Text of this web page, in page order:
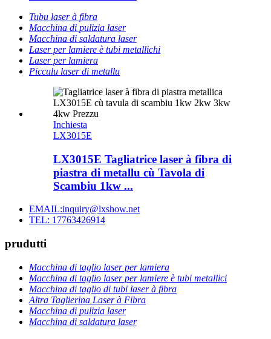
Tubu laser à fibra
Macchina di pulizia laser
Macchina di saldatura laser
Laser per lamiere è tubi metallichi
Laser per lamiera
Picculu laser di metallu
Inchiesta
LX3015E
LX3015E Tagliatrice laser à fibra di
piastra di metallu cù Tavola di
Scambiu 1kw ...
EMAIL:inquiry@lxshow.net
TEL: 17763426914
prudutti
Macchina di taglio laser per lamiera
Macchina di taglio laser per lamiere è tubi metallici
Macchina di taglio di tubi laser à fibra
Altra Taglierina Laser à Fibra
Macchina di pulizia laser
Macchina di saldatura laser